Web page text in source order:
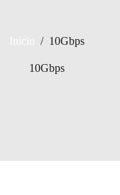
/ 10Gbps
10Gbps